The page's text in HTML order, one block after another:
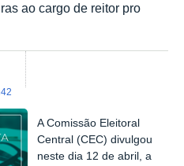
ao cargo de reitor pro
A Comissão Eleitoral
Central (CEC) divulgou
neste dia 12 de abril, a